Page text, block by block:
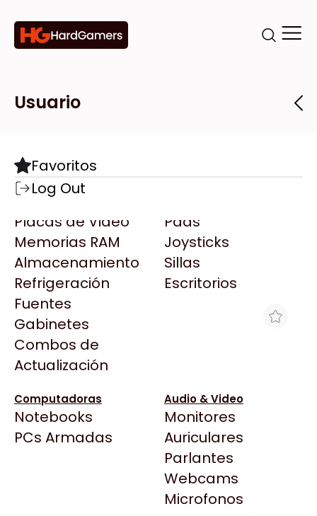
Categorías
Componentes
Motherboards
Microprocesadores
Placas de Video
Memorias RAM
Almacenamiento
Refrigeración
Fuentes
Gabinetes
Combos de
Actualización
Pads
Joysticks
Sillas
Escritorios
Computadoras
Notebooks
PCs Armadas
Audio & Video
Monitores
Auriculares
Parlantes
Webcams
Microfonos
Marcas
Todas las Marcas
AMD
AULA
Acer
Adata
AeroCool
Antec
Arkham
Asrock
BenQ
CX
Cooler Master
Tiendas
Destacadas
Todas las Tiendas
Usuario
Favoritos
Log Out
FIBRA KIT DE ADAPT OPTICOS 2X MM
ST-PC FKW
$1.939
Ver producto en la página de Max Tecno